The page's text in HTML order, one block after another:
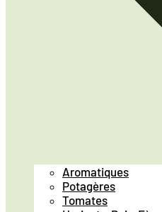
Aromatiques
Potagères
Tomates